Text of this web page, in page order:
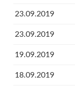
23.09.2019
23.09.2019
19.09.2019
18.09.2019